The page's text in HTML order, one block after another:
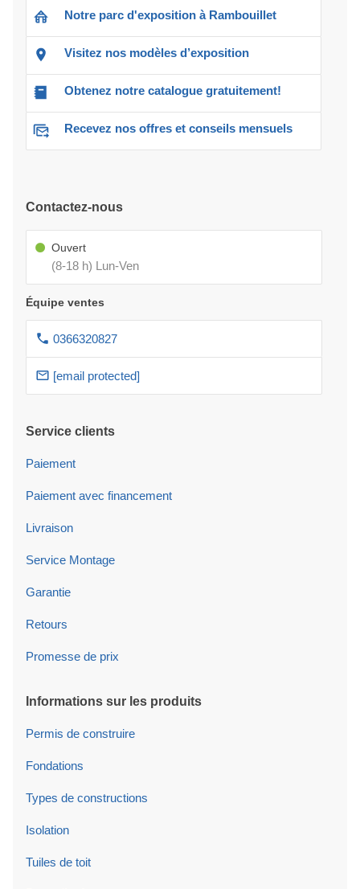
Notre parc d'exposition à Rambouillet
Visitez nos modèles d’exposition
Obtenez notre catalogue gratuitement!
Recevez nos offres et conseils mensuels
Contactez-nous
Ouvert
(8-18 h) Lun-Ven
Équipe ventes
0366320827
[email protected]
Service clients
Paiement
Paiement avec financement
Livraison
Service Montage
Garantie
Retours
Promesse de prix
Informations sur les produits
Permis de construire
Fondations
Types de constructions
Isolation
Tuiles de toit